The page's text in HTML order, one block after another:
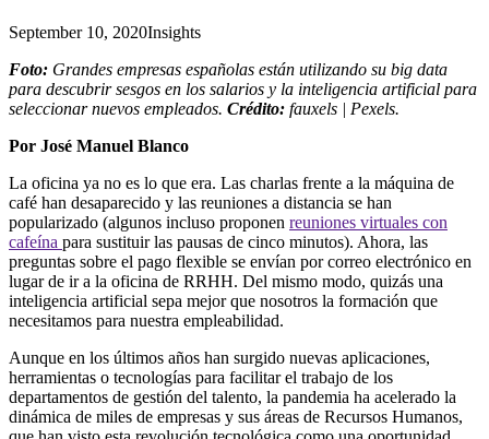
September 10, 2020Insights
Foto: Grandes empresas españolas están utilizando su big data
para descubrir sesgos en los salarios y la inteligencia artificial para
seleccionar nuevos empleados. Crédito: fauxels | Pexels.
Por José Manuel Blanco
La oficina ya no es lo que era. Las charlas frente a la máquina de
café han desaparecido y las reuniones a distancia se han
popularizado (algunos incluso proponen reuniones virtuales con
cafeína para sustituir las pausas de cinco minutos). Ahora, las
preguntas sobre el pago flexible se envían por correo electrónico en
lugar de ir a la oficina de RRHH. Del mismo modo, quizás una
inteligencia artificial sepa mejor que nosotros la formación que
necesitamos para nuestra empleabilidad.
Aunque en los últimos años han surgido nuevas aplicaciones,
herramientas o tecnologías para facilitar el trabajo de los
departamentos de gestión del talento, la pandemia ha acelerado la
dinámica de miles de empresas y sus áreas de Recursos Humanos,